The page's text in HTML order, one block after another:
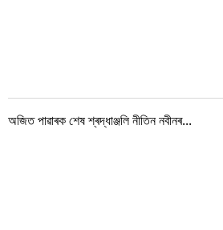
অজিত পাৱাৰক শেষ শ্ৰদ্ধাঞ্জলি নীতিন নবীনৰ...